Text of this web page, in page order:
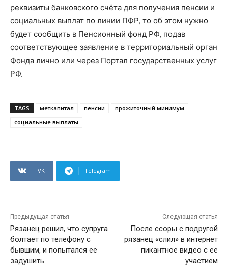
реквизиты банковского счёта для получения пенсии и
социальных выплат по линии ПФР, то об этом нужно
будет сообщить в Пенсионный фонд РФ, подав
соответствующее заявление в территориальный орган
Фонда лично или через Портал государственных услуг
РФ.
TAGS меткапитал пенсии
прожиточный минимум
социальные выплаты
VK Telegram
Предыдущая статья
Рязанец решил, что супруга
болтает по телефону с
бывшим, и попытался ее
задушить
Следующая статья
После ссоры с подругой
рязанец «слил» в интернет
пикантное видео с ее
участием